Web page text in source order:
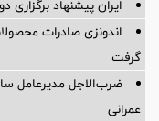
ایران پیشنهاد برگزاری
اندونزی صادرات
گرفت
ضرب‌الاجل مدیرعامل
عمرانی